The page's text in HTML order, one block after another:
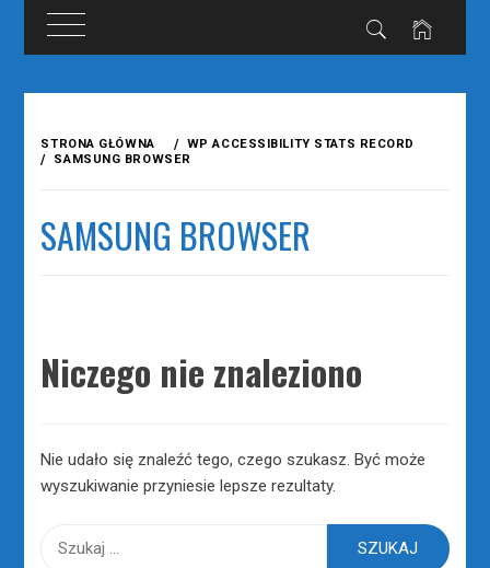
treści
STRONA GŁÓWNA
WP ACCESSIBILITY STATS RECORD
SAMSUNG BROWSER
SAMSUNG BROWSER
Niczego nie znaleziono
Nie udało się znaleźć tego, czego szukasz. Być może
wyszukiwanie przyniesie lepsze rezultaty.